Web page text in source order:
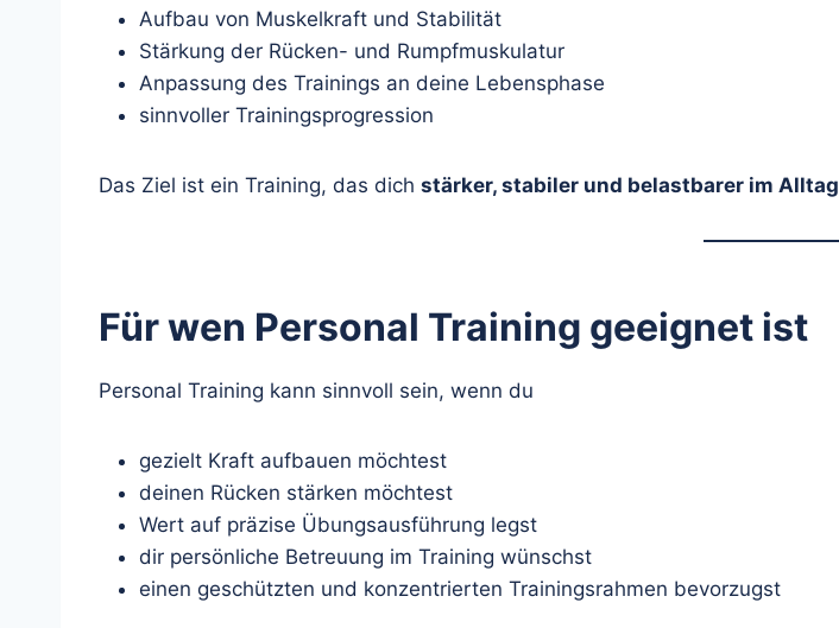
Aufbau von Muskelkraft und Stabilität
Stärkung der Rücken- und Rumpfmuskulatur
Anpassung des Trainings an deine Lebensphase
sinnvoller Trainingsprogression
Das Ziel ist ein Training, das dich stärker, stabiler und belastbarer im Alltag
Für wen Personal Training geeignet ist
Personal Training kann sinnvoll sein, wenn du
gezielt Kraft aufbauen möchtest
deinen Rücken stärken möchtest
Wert auf präzise Übungsausführung legst
dir persönliche Betreuung im Training wünschst
einen geschützten und konzentrierten Trainingsrahmen bevorzugst